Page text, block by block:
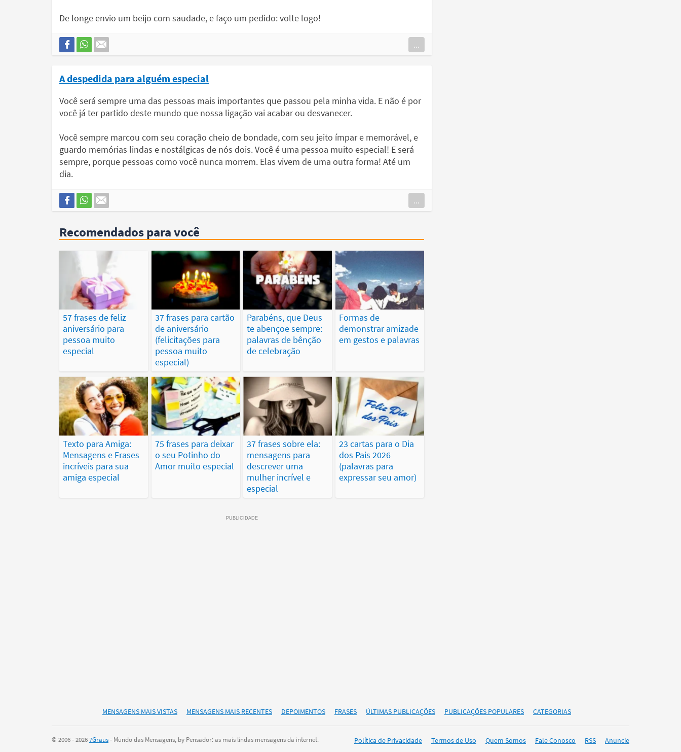
De longe envio um beijo com saudade, e faço um pedido: volte logo!
...
A despedida para alguém especial
Você será sempre uma das pessoas mais importantes que passou pela minha vida. E não é por
você já ter partido deste mundo que nossa ligação vai acabar ou desvanecer.
Você sempre marcou com seu coração cheio de bondade, com seu jeito ímpar e memorável, e
guardo memórias lindas e nostálgicas de nós dois. Você é uma pessoa muito especial! E será
sempre, porque pessoas como você nunca morrem. Elas vivem de uma outra forma! Até um
dia.
...
Recomendados para você
57 frases de feliz
aniversário para
pessoa muito
especial
37 frases para cartão
de aniversário
(felicitações para
pessoa muito
especial)
Parabéns, que Deus
te abençoe sempre:
palavras de bênção
de celebração
Formas de
demonstrar amizade
em gestos e palavras
Texto para Amiga:
Mensagens e Frases
incríveis para sua
amiga especial
75 frases para deixar
o seu Potinho do
Amor muito especial
37 frases sobre ela:
mensagens para
descrever uma
mulher incrível e
especial
23 cartas para o Dia
dos Pais 2026
(palavras para
expressar seu amor)
MENSAGENS MAIS VISTAS MENSAGENS MAIS RECENTES DEPOIMENTOS FRASES ÚLTIMAS PUBLICAÇÕES PUBLICAÇÕES POPULARES CATEGORIAS
© 2006 - 20267Graus- Mundo das Mensagens, by Pensador: as mais lindas mensagens da internet. Política de Privacidade Termos de Uso Quem Somos Fale Conosco RSS Anuncie